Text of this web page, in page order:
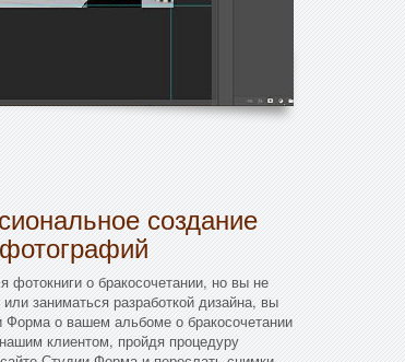
создание
о бракосочетании, но вы не
заниматься разработкой дизайна, вы
о вашем альбоме о бракосочетании
клиентом, пройдя процедуру